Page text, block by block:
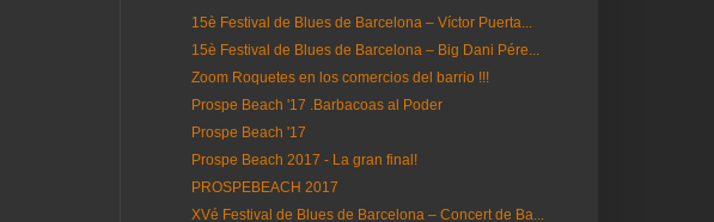
15è Festival de Blues de Barcelona – Víctor Puerta...
15è Festival de Blues de Barcelona – Big Dani Pére...
Zoom Roquetes en los comercios del barrio !!!
Prospe Beach '17 .Barbacoas al Poder
Prospe Beach '17
Prospe Beach 2017 - La gran final!
PROSPEBEACH 2017
XVé Festival de Blues de Barcelona – Concert de Ba...